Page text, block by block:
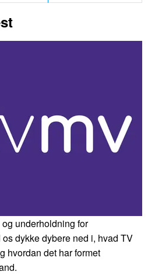
underholdning for
dykke dybere ned i, hvad TV
hvordan det har formet